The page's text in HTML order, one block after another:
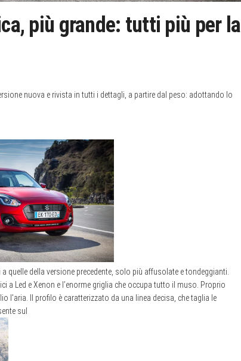
più grande: tutti più per la
nuova e rivista in tutti i dettagli, a partire dal peso: adottando lo
della versione precedente, solo più affusolate e tondeggianti.
Led e Xenon e l’enorme griglia che occupa tutto il muso. Proprio
l’aria. Il profilo è caratterizzato da una linea decisa, che taglia le
sul